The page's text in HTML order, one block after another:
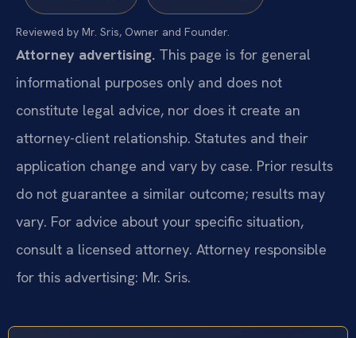
Reviewed by Mr. Sris, Owner and Founder.
Attorney advertising. This page is for general
informational purposes only and does not
constitute legal advice, nor does it create an
attorney-client relationship. Statutes and their
application change and vary by case. Prior results
do not guarantee a similar outcome; results may
vary. For advice about your specific situation,
consult a licensed attorney. Attorney responsible
for this advertising: Mr. Sris.